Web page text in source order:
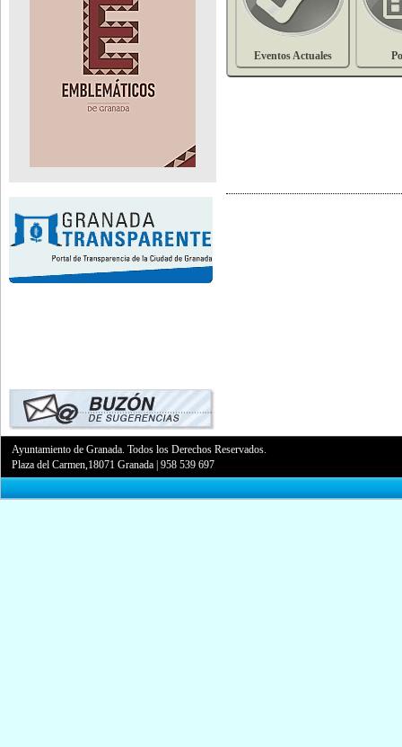
Eventos Actuales
Ayuntamiento de Granada. Todos los Derechos Reservados.
Plaza del Carmen,18071 Granada |958 539 697